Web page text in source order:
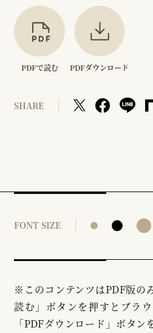
PDFで読む PDFダウンロード
SHARE
FONT SIZE
※このコンテンツはPDF版の
読む」ボタンを押すとブラ
「PDFダウンロード」ボタ